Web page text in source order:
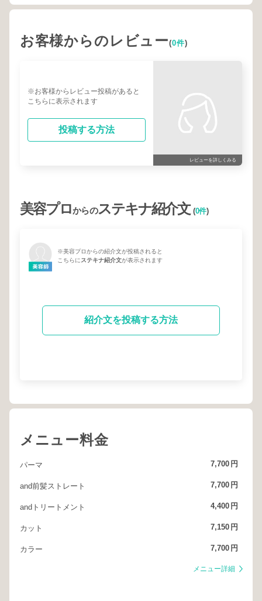
お客様からのレビュー(0件)
※お客様からレビュー投稿があると
こちらに表示されます
投稿する方法
レビューを詳しくみる
美容プロからのステキナ紹介文(0件)
※美容プロからの紹介文が投稿されると
こちらにステキナ紹介文が表示されます
紹介文を投稿する方法
メニュー料金
パーマ 7,700 円
and前髪ストレート 7,700 円
andトリートメント 4,400 円
カット 7,150 円
カラー 7,700 円
メニュー詳細